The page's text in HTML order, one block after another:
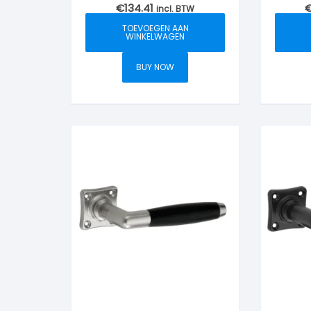
vierkant krukrozet,
Chroom-mat/ebben
€134.41 incl. BTW
TOEVOEGEN AAN
WINKELWAGEN
BUY NOW